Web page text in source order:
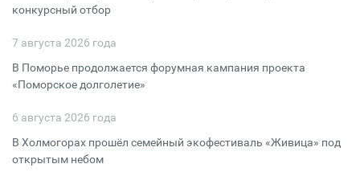
конкурсный отбор
7 августа 2026 года
В Поморье продолжается форумная кампания проекта
«Поморское долголетие»
6 августа 2026 года
В Холмогорах прошёл семейный экофестиваль «Живица» под
открытым небом